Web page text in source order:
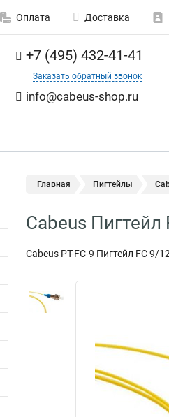
Оплата Доставка
+7 (495) 432-41-41
Заказать обратный звонок
info@cabeus-shop.ru
Главная Пигтейлы
Cabeus Пигтейл
Cabeus PT-FC-9 Пигтейл FC 9/